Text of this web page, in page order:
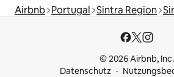
Airbnb Portugal Sintra Region
© 2026 Airbnb, Inc.
Datenschutz